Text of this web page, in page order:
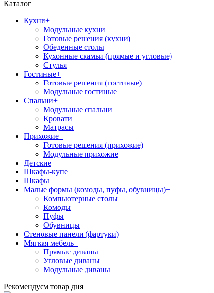
Каталог
Кухни+
Модульные кухни
Готовые решения (кухни)
Обеденные столы
Кухонные скамьи (прямые и угловые)
Стулья
Гостиные+
Готовые решения (гостиные)
Модульные гостиные
Спальни+
Модульные спальни
Кровати
Матрасы
Прихожие+
Готовые решения (прихожие)
Модульные прихожие
Детские
Шкафы-купе
Шкафы
Малые формы (комоды, пуфы, обувницы)+
Компьютерные столы
Комоды
Пуфы
Обувницы
Стеновые панели (фартуки)
Мягкая мебель+
Прямые диваны
Угловые диваны
Модульные диваны
Рекомендуем товар дня